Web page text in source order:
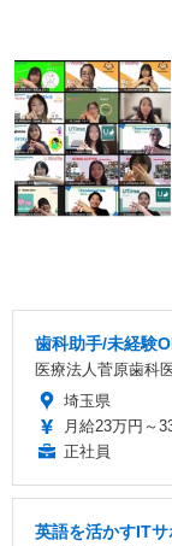
歯科助手/未経験
医療法人菅原歯科
埼玉県
月給23万円～
正社員
英語を活かすIT